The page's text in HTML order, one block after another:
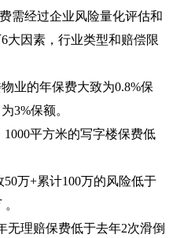
需经过企业风险量化评估和
大因素，行业类型和赔偿限
业的年保费大致为0.8%保
3%保额。
平方米的写字楼保费低
万+累计100万的风险低于
无理赔保费低于去年2次滑倒